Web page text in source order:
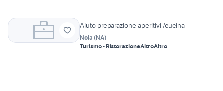
Aiuto preparazione aperitivi /cucina
Nola (NA)
Turismo - RistorazioneAltroAltro